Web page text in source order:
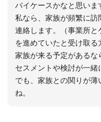
バイケースかなと思いま
私なら、家族が頻繁に
連絡します。（事業所
を進めていたと受け取
家族が来る予定がある
セスメントや検討が一緒
でも、家族との関りが
ね。